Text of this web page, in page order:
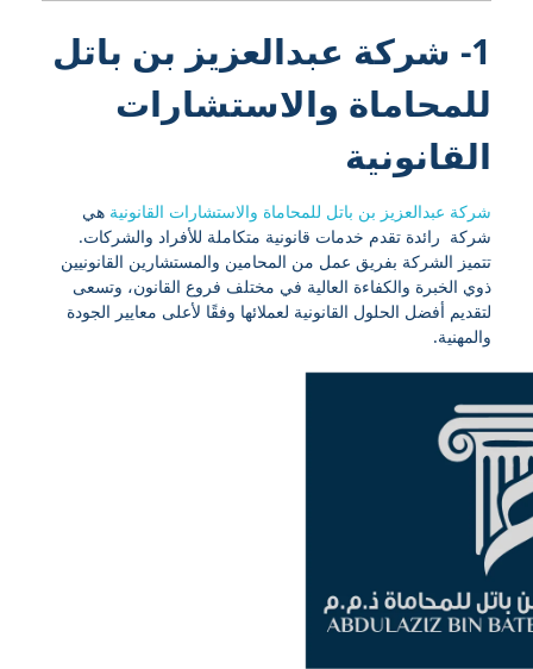
1- شركة عبدالعزيز بن باتل
للمحاماة والاستشارات
القانونية
شركة عبدالعزيز بن باتل للمحاماة والاستشارات القانونية هي
شركة رائدة تقدم خدمات قانونية متكاملة للأفراد والشركات.
تتميز الشركة بفريق عمل من المحامين والمستشارين القانونيين
ذوي الخبرة والكفاءة العالية في مختلف فروع القانون، وتسعى
لتقديم أفضل الحلول القانونية لعملائها وفقًا لأعلى معايير الجودة
والمهنية.